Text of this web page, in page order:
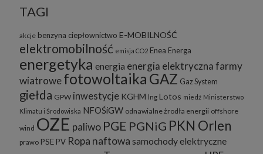
TAGI
akcje benzyna ciepłownictwo E-MOBILNOŚĆ
elektromobilność emisja CO2 Enea Energa
energetyka energia energia elektrycznafarmy
wiatrowefotowoltaika GAZ Gaz System
giełda GPW inwestycje KGHM lng Lotos miedź Ministerstwo
Klimatu i Środowiska NFOŚiGW odnawialne żrodła energii offshore
wind OZE paliwo PGE PGNiG PKN Orlen
prawo PSE PV Ropa naftowa samochody elektryczne